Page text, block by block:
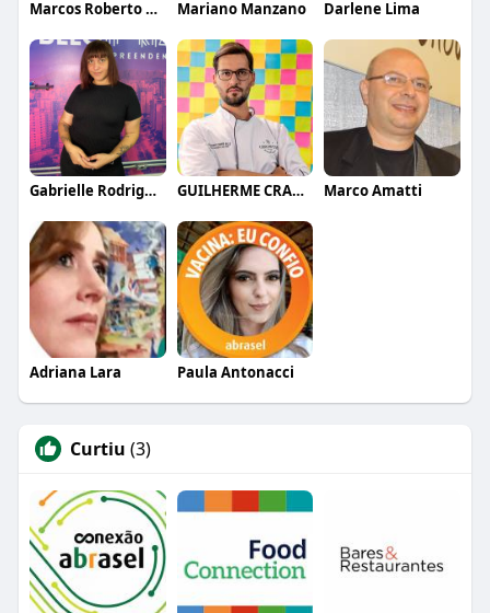
Marcos Roberto Martins Mariano Manzano Darlene Lima
Gabrielle Rodrigues GUILHERME CRAMER BALLE Marco Amatti
Adriana Lara Paula Antonacci
Curtiu (3)